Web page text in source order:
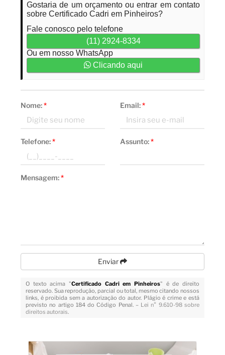
Gostaria de um orçamento ou entrar em contato
sobre Certificado Cadri em Pinheiros?
Fale conosco pelo telefone
(11) 2924-8334
Ou em nosso WhatsApp
Clicando aqui
Nome:* Email:*
Telefone:* Assunto:*
Mensagem:*
Enviar
O texto acima "Certificado Cadri em Pinheiros" é de direito
reservado. Sua reprodução, parcial ou total, mesmo citando nossos
links, é proibida sem a autorização do autor. Plágio é crime e está
previsto no artigo 184 do Código Penal. – Lei n° 9.610-98 sobre
direitos autorais.